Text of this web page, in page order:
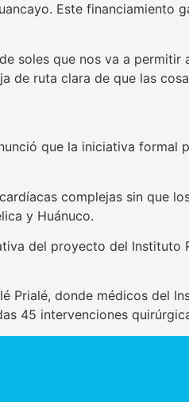
Este financiamiento
soles que nos va a
ruta clara de que las
que la iniciativa
complejas sin que
y Huánuco.
del proyecto del Instituto
Prialé, donde médicos del
45 intervenciones